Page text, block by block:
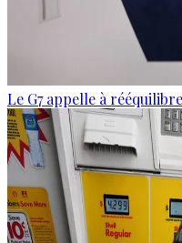
Le G7 appelle à